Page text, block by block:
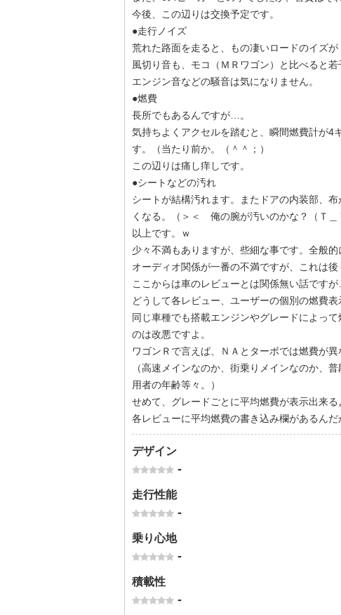
今後、この辺りは交換予定です。
●走行ノイズ
荒れた路面を走ると、もの凄いロードのイズが
風切り音も、モコ（ＭＲワゴン）と比べると若
エンジン音などの騒音は気になりません。
●燃費
長所でもあるんですが…。
気持ちよくアクセルを踏むと、瞬間燃費計が4
す。（当たり前か。（＾＾；）
この辺りは痛し痒しです。
●シートなどの汚れ
シートが結構汚れます。またドアの内装部、
くなる。（＞＜ 俺の腕が汚いのかな？（Ｔ＿
以上です。ｗ
少々不満もありますが、些細な事です。全般的
オーディオ関係が一番の不満ですが、これは後
ここからは車のレビューとは関係無い話ですが
どうして各レビュー、ユーザーの個別の燃費
同じ車種でも搭載エンジンやグレードによっ
のは改悪ですよ。
ワゴンＲで言えば、ＮＡとターボでは燃費が
（高速メインなのか、街乗りメインなのか、
用者の年齢等々。）
せめて、グレードごとに平均燃費が表示出来る
各レビューに平均燃費の書き込み欄があるんだ
デザイン
-
走行性能
-
乗り心地
-
積載性
-